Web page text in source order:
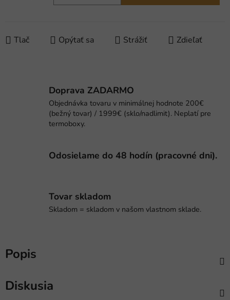
Jednotková cena:
Tlač Opýtať sa Strážiť Zdieľať
Doprava ZADARMO
Objednávka tovaru v minimálnej hodnote 200€
(bežný tovar) / 1999€ (sklo/nadlimit). Neplatí pre
termoboxy.
Odosielame do 48 hodín (pracovné dni).
Tovar skladom
Skladom = skladom v našom vlastnom sklade.
Popis
Diskusia